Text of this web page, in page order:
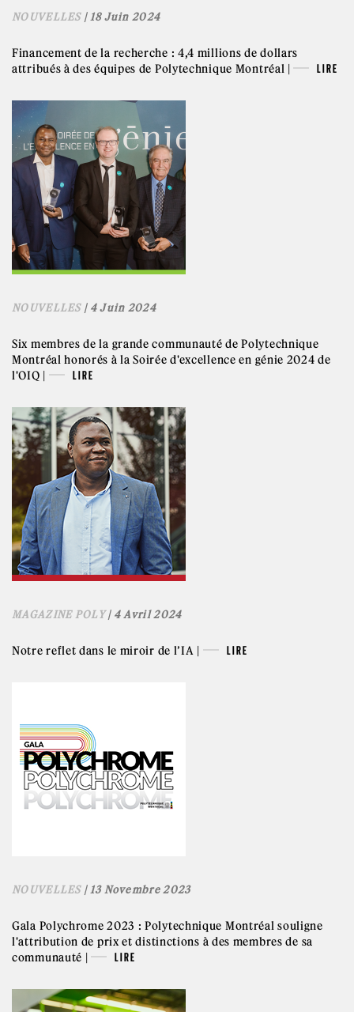
NOUVELLES| 18 Juin 2024
Financement de la recherche : 4,4 millions de dollars
attribués à des équipes de Polytechnique Montréal |
LIRE
NOUVELLES| 4 Juin 2024
Six membres de la grande communauté de Polytechnique
Montréal honorés à la Soirée d'excellence en génie 2024 de
l'OIQ |
LIRE
MAGAZINE POLY| 4 Avril 2024
Notre reflet dans le miroir de l’IA | LIRE
NOUVELLES| 13 Novembre 2023
Gala Polychrome 2023 : Polytechnique Montréal souligne
l'attribution de prix et distinctions à des membres de sa
communauté |
LIRE